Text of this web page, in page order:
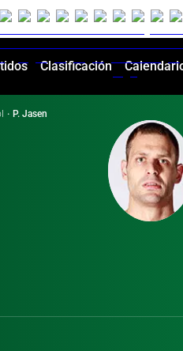
Clasificación
· P. Jasen